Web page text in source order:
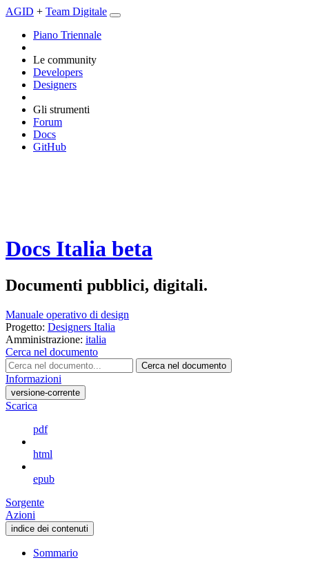
AGID + Team Digitale
Piano Triennale
Le community
Developers
Designers
Gli strumenti
Forum
Docs
GitHub
Docs Italia beta
Documenti pubblici, digitali.
Manuale operativo di design
Progetto: Designers Italia
Amministrazione: italia
Cerca nel documento
Cerca nel documento
Informazioni
versione-corrente
Scarica
pdf
html
epub
Sorgente
Azioni
indice dei contenuti
Sommario